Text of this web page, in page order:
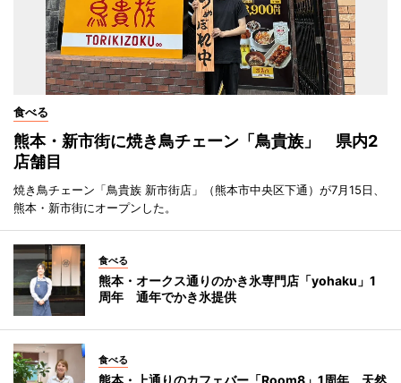
食べる
熊本・新市街に焼き鳥チェーン「鳥貴族」 県内2
店舗目
焼き鳥チェーン「鳥貴族 新市街店」（熊本市中央区下通）が7月15日、
熊本・新市街にオープンした。
食べる
熊本・オークス通りのかき氷専門店「yohaku」1
周年 通年でかき氷提供
食べる